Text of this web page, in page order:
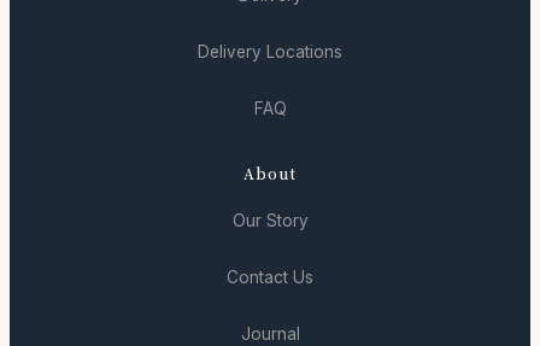
Delivery Locations
FAQ
About
Our Story
Contact Us
Journal